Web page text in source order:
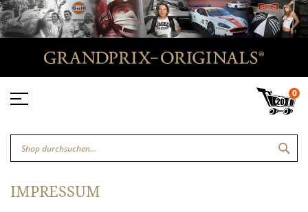
0
IMPRESSUM